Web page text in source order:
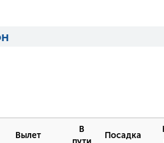
Вылет
В
Посадка